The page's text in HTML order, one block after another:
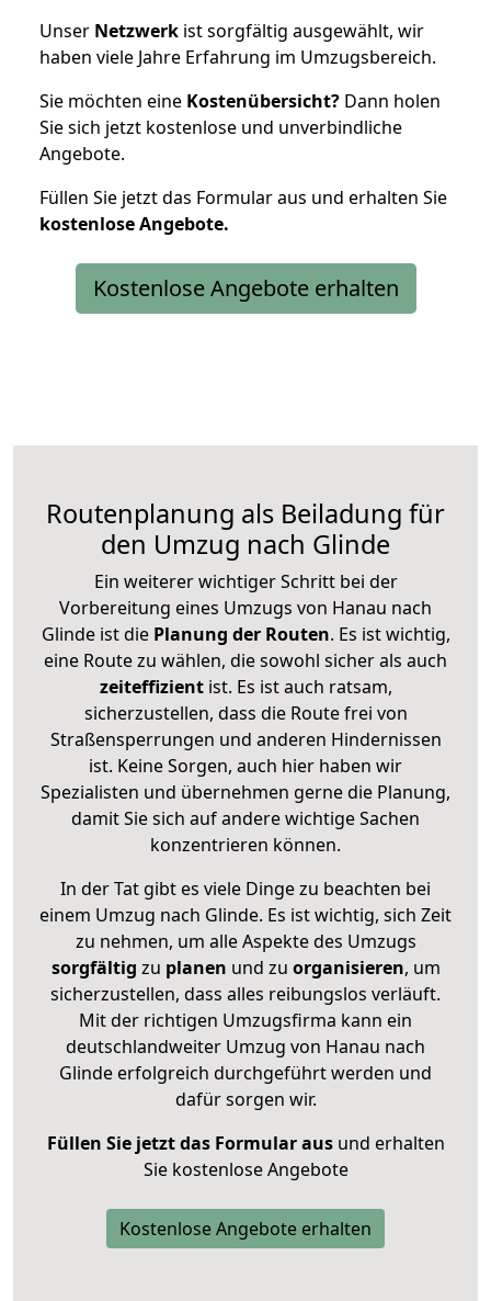
Unser Netzwerk ist sorgfältig ausgewählt, wir
haben viele Jahre Erfahrung im Umzugsbereich.
Sie möchten eine Kostenübersicht? Dann holen
Sie sich jetzt kostenlose und unverbindliche
Angebote.
Füllen Sie jetzt das Formular aus und erhalten Sie
kostenloseAngebote.
Kostenlose Angebote erhalten
Routenplanung als Beiladung für
den Umzug nach Glinde
Ein weiterer wichtiger Schritt bei der
Vorbereitung eines Umzugs von Hanau nach
Glinde ist diePlanung der Routen. Es ist wichtig,
eine Route zu wählen, die sowohl sicher als auch
zeiteffizientist. Es ist auch ratsam,
sicherzustellen, dass die Route frei von
Straßensperrungen und anderen Hindernissen
ist. Keine Sorgen, auch hier haben wir
Spezialisten und übernehmen gerne die Planung,
damit Sie sich auf andere wichtige Sachen
konzentrieren können.
In der Tat gibt es viele Dinge zu beachten bei
einem Umzug nach Glinde. Es ist wichtig, sich Zeit
zu nehmen, um alle Aspekte des Umzugs
sorgfältig zu planen und zu organisieren, um
sicherzustellen, dass alles reibungslos verläuft.
Mit der richtigen Umzugsfirma kann ein
deutschlandweiter Umzug von Hanau nach
Glinde erfolgreich durchgeführt werden und
dafür sorgen wir.
Füllen Sie jetzt das Formular ausund erhalten
Sie kostenlose Angebote
Kostenlose Angebote erhalten